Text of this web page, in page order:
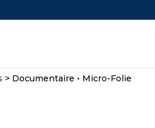
> Documentaire • Micro-Folie